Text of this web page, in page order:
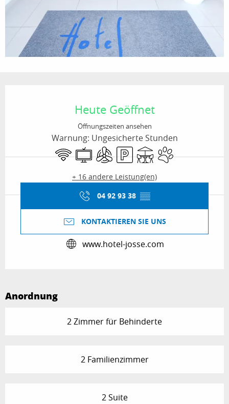
Heute Geöffnet
Öffnungszeiten ansehen
Warnung: Ungesicherte Stunden
Wi-Fi FernsehenKlimaanlage
ParkplatzTerrasseTiere erlaubt
+ 16 andere Leistung(en)
04 92 93 38 ▒▒
KONTAKTIEREN SIE UNS
www.hotel-josse.com
Anordnung
2 Zimmer für Behinderte
2 Familienzimmer
2 Suite